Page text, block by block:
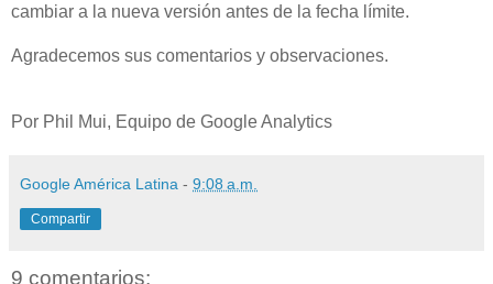
cambiar a la nueva versión antes de la fecha límite.
Agradecemos sus comentarios y observaciones.
Por Phil Mui, Equipo de Google Analytics
Google América Latina - 9:08 a.m.
Compartir
9 comentarios: